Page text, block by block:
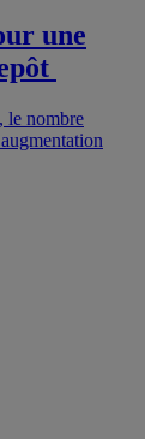
une
le nombre